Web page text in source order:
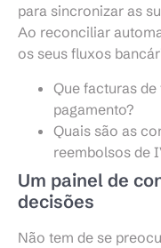
para sincronizar as
Ao reconciliar
os seus fluxos
Que facturas
pagamento?
Quais são as
reembolsos de
Um painel de
decisões
Não tem de se